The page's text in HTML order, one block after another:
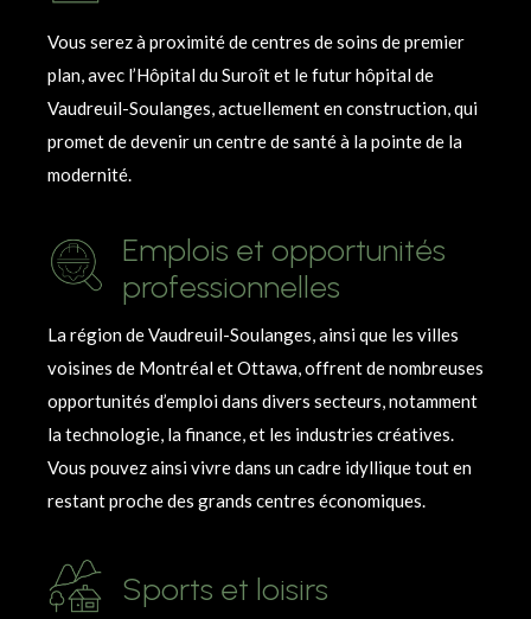
Vous serez à proximité de centres de soins de premier
plan, avec l’Hôpital du Suroît et le futur hôpital de
Vaudreuil-Soulanges, actuellement en construction, qui
promet de devenir un centre de santé à la pointe de la
modernité.
Emplois et opportunités
professionnelles
La région de Vaudreuil-Soulanges, ainsi que les villes
voisines de Montréal et Ottawa, offrent de nombreuses
opportunités d’emploi dans divers secteurs, notamment
la technologie, la finance, et les industries créatives.
Vous pouvez ainsi vivre dans un cadre idyllique tout en
restant proche des grands centres économiques.
Sports et loisirs